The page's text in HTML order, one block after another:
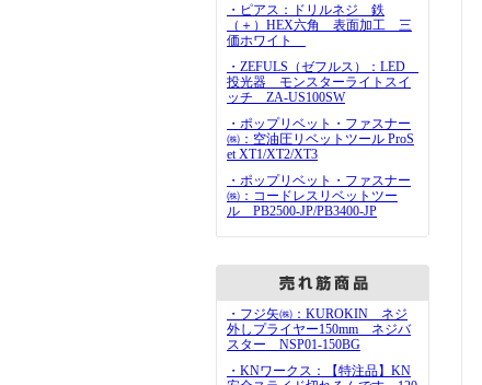
・ピアス：ドリルネジ 鉄
（＋）HEX六角 表面加工 三
価ホワイト
・ZEFULS（ゼフルス）：LED
投光器 モンスターライトスイ
ッチ ZA-US100SW
・ポップリベット・ファスナー
㈱：空油圧リベットツール ProS
et XT1/XT2/XT3
・ポップリベット・ファスナー
㈱：コードレスリベットツー
ル PB2500-JP/PB3400-JP
・フジ矢㈱：KUROKIN ネジ
外しプライヤー150mm ネジバ
スター NSP01-150BG
・KNワークス：【特注品】KN